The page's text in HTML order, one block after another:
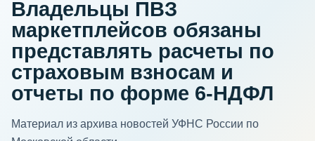
Владельцы ПВЗ
маркетплейсов обязаны
представлять расчеты по
страховым взносам и
отчеты по форме 6-НДФЛ
Материал из архива новостей УФНС России по